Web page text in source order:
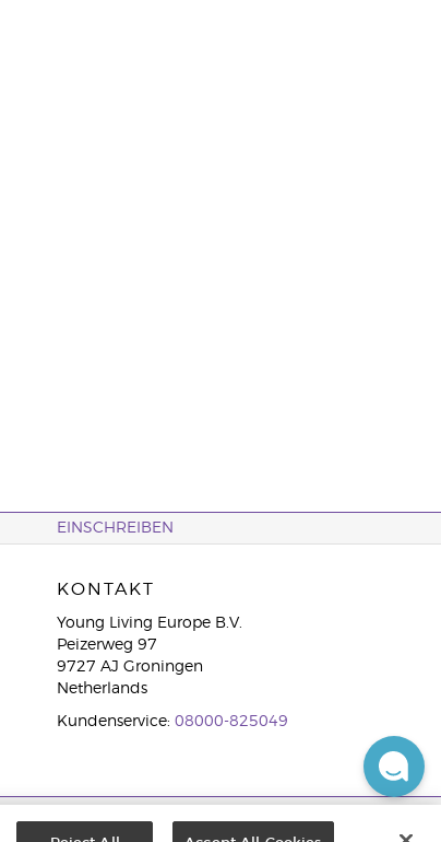
EINSCHREIBEN
KONTAKT
Young Living Europe B.V.
Peizerweg 97
9727 AJ Groningen
Netherlands
Kundenservice: 08000-825049